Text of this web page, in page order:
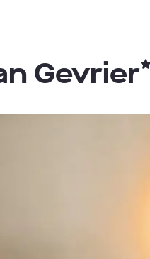
Gevrier